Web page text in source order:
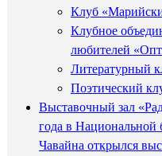
Клуб
Клубное
любителей
Литературный
Поэтический
Выставочный зал
года в Национальной
Чавайна открылся